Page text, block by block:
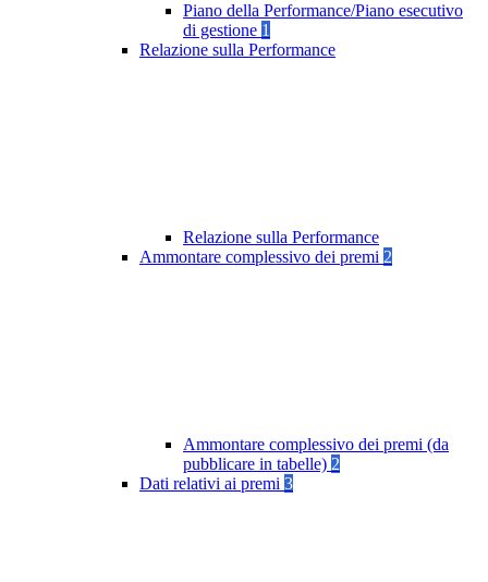
Piano della Performance/Piano esecutivo
di gestione 1
Relazione sulla Performance
Relazione sulla Performance
Ammontare complessivo dei premi 2
Ammontare complessivo dei premi (da
pubblicare in tabelle) 2
Dati relativi ai premi 3